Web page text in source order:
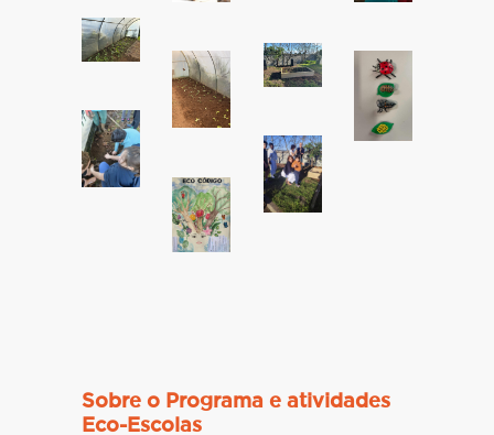
Sobre o Programa e atividades
Eco-Escolas